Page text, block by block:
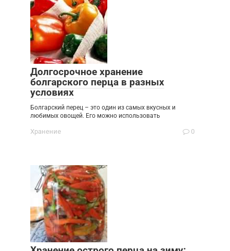
Долгосрочное хранение
болгарского перца в разных
условиях
Болгарский перец – это один из самых вкусных и
любимых овощей. Его можно использовать
Хранение 0